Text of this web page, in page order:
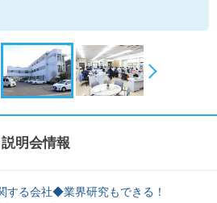
明会情報
する会社◆業界研究もできる！